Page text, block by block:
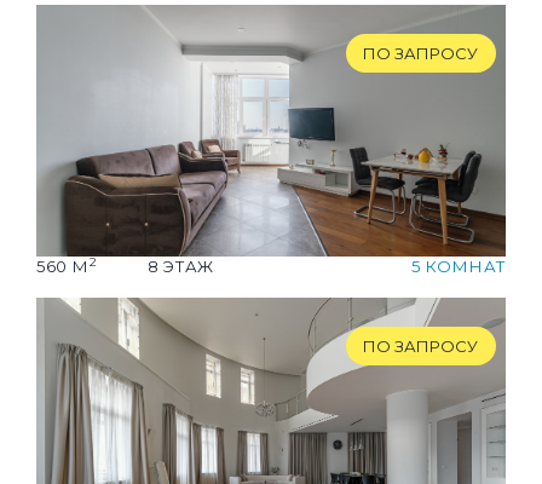
ПО ЗАПРОСУ
560 М 2 8 ЭТАЖ 5 КОМНАТ
ПО ЗАПРОСУ